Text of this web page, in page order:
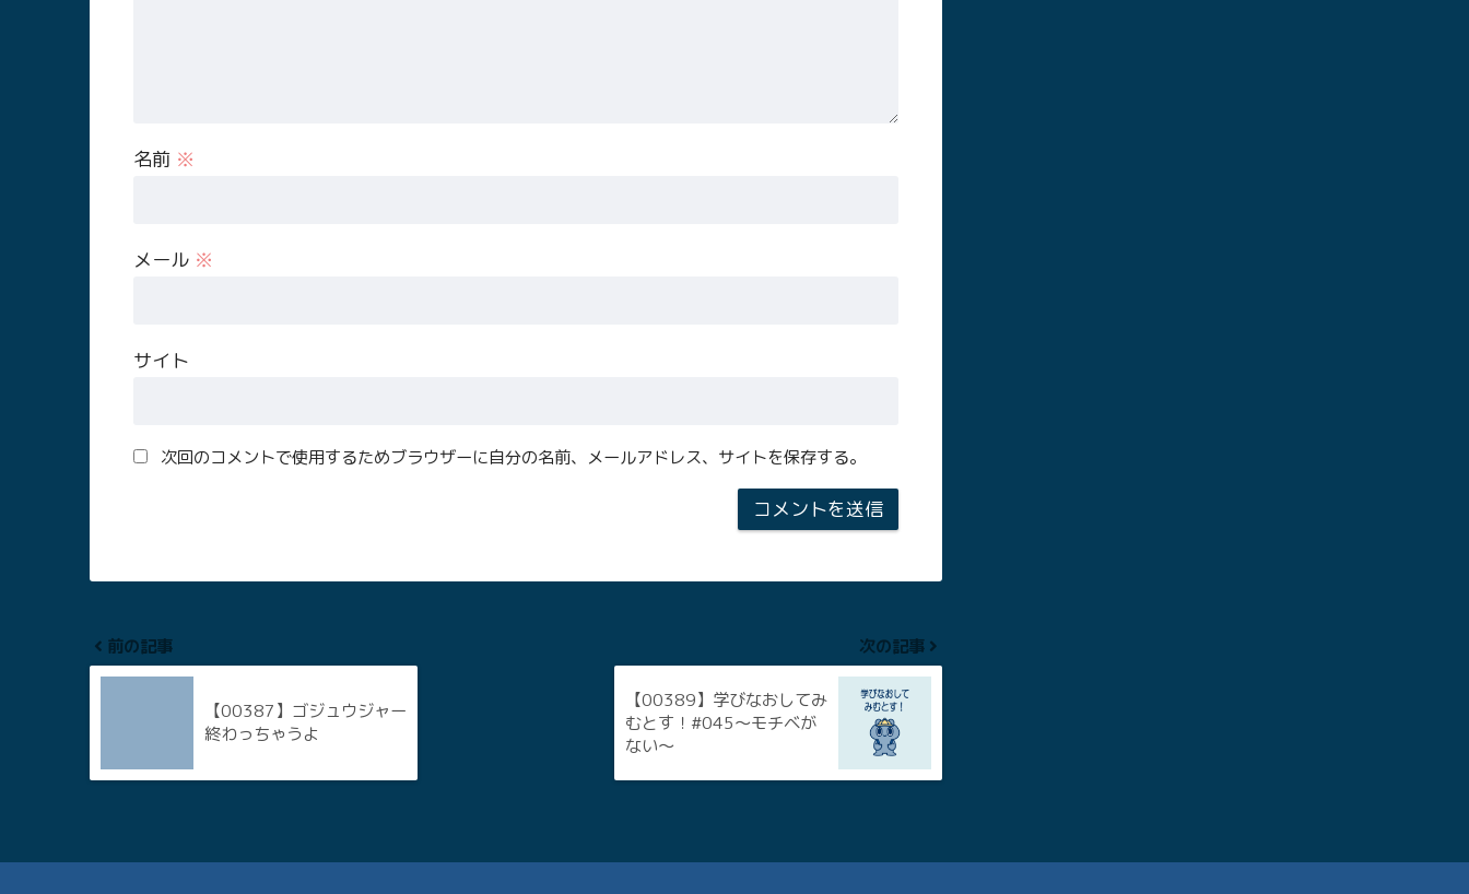
名前 ※
メール ※
サイト
次回のコメントで使用するためブラウザーに自分の名前、メールアドレス、サイトを保存する。
前の記事
【00387】ゴジュウジャー
終わっちゃうよ
次の記事
【00389】学びなおしてみ
むとす！#045～モチベが
ない～